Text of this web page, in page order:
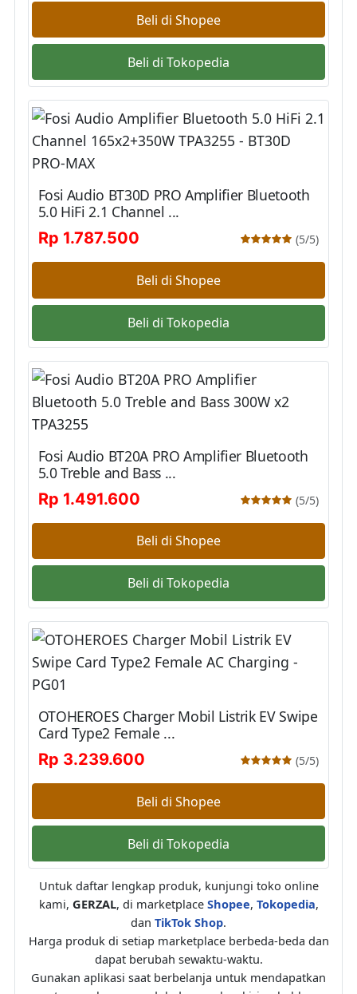
Beli di Shopee
Beli di Tokopedia
Fosi Audio BT30D PRO Amplifier Bluetooth
5.0 HiFi 2.1 Channel ...
Rp 1.787.500
(5/5)
Beli di Shopee
Beli di Tokopedia
Fosi Audio BT20A PRO Amplifier Bluetooth
5.0 Treble and Bass ...
Rp 1.491.600
(5/5)
Beli di Shopee
Beli di Tokopedia
OTOHEROES Charger Mobil Listrik EV Swipe
Card Type2 Female ...
Rp 3.239.600
(5/5)
Beli di Shopee
Beli di Tokopedia
Untuk daftar lengkap produk, kunjungi toko online
kami, GERZAL, di marketplace Shopee, Tokopedia,
dan TikTok Shop.
Harga produk di setiap marketplace berbeda-beda dan
dapat berubah sewaktu-waktu.
Gunakan aplikasi saat berbelanja untuk mendapatkan